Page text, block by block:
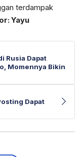
terdampak
Yayu
Rusia Dapat
Momennya Bikin
Dapat